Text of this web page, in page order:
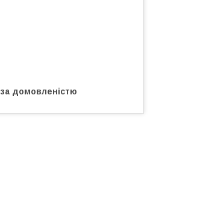
за домовленістю